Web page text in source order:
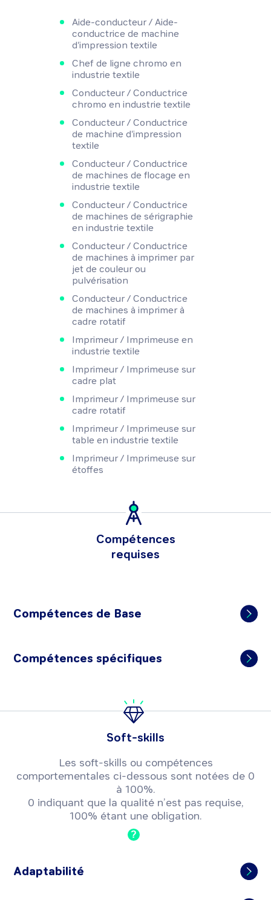
Aide-conducteur / Aide-
conductrice de machine
d'impression textile
Chef de ligne chromo en
industrie textile
Conducteur / Conductrice
chromo en industrie textile
Conducteur / Conductrice
de machine d'impression
textile
Conducteur / Conductrice
de machines de flocage en
industrie textile
Conducteur / Conductrice
de machines de sérigraphie
en industrie textile
Conducteur / Conductrice
de machines à imprimer par
jet de couleur ou
pulvérisation
Conducteur / Conductrice
de machines à imprimer à
cadre rotatif
Imprimeur / Imprimeuse en
industrie textile
Imprimeur / Imprimeuse sur
cadre plat
Imprimeur / Imprimeuse sur
cadre rotatif
Imprimeur / Imprimeuse sur
table en industrie textile
Imprimeur / Imprimeuse sur
étoffes
Compétences
requises
Compétences de Base
Compétences spécifiques
Soft-skills
Les soft-skills ou compétences
comportementales ci-dessous sont notées de 0
à 100%.
0 indiquant que la qualité n’est pas requise,
100% étant une obligation.
?
Adaptabilité